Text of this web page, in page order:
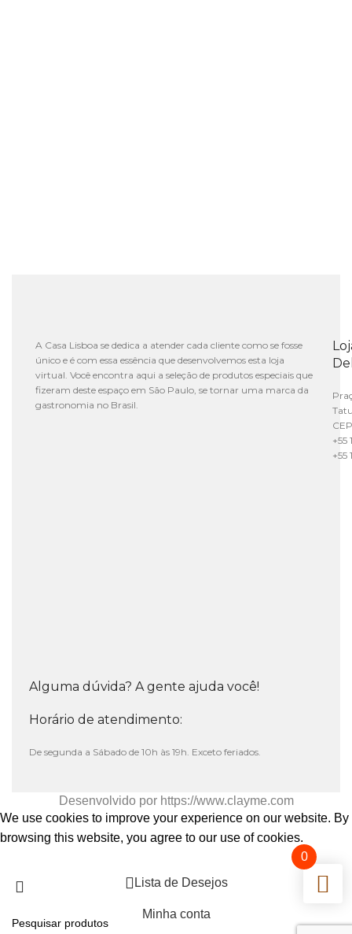
A Casa Lisboa se dedica a atender cada cliente como se fosse
único e é com essa essência que desenvolvemos esta loja
virtual. Você encontra aqui a seleção de produtos especiais que
fizeram deste espaço em São Paulo, se tornar uma marca da
gastronomia no Brasil.
+55
+55
Alguma dúvida? A gente ajuda você!
Horário de atendimento:
De segunda a Sábado de 10h às 19h. Exceto feriados.
Desenvolvido por https://www.clayme.com
We use cookies to improve your experience on our website. By
browsing this website, you agree to our use of cookies.
Lista de Desejos
Minha conta
0